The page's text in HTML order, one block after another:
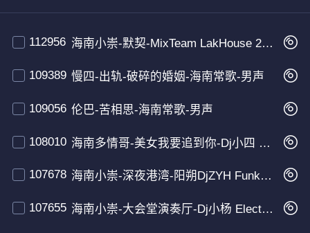
112956 海南小崇-默契-MixTeam LakHouse 2026 粤语 男声
109389 慢四-出轨-破碎的婚姻-海南常歌-男声
109056 伦巴-苦相思-海南常歌-男声
108010 海南多情哥-美女我要追到你-Dj小四 Electro 2026 男声
107678 海南小崇-深夜港湾-阳朔DjZYH FunkyHouse 2026 粤语 男声 空灵鼓 那隆Dj阿新Edit
107655 海南小崇-大会堂演奏厅-Dj小杨 Electro 2026 粤语 男声